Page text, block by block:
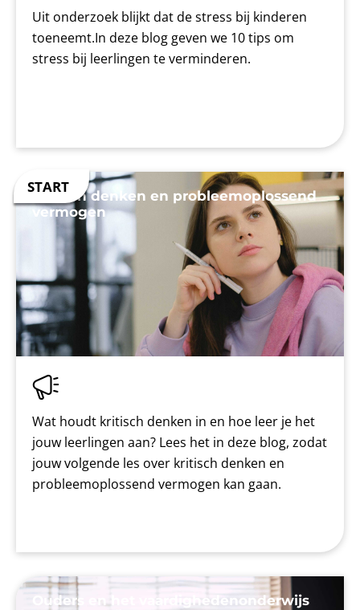
Uit onderzoek blijkt dat de stress bij kinderen
toeneemt.In deze blog geven we 10 tips om
stress bij leerlingen te verminderen.
Kritisch denken en probleemoplossend
vermogen
Wat houdt kritisch denken in en hoe leer je het
jouw leerlingen aan? Lees het in deze blog, zodat
jouw volgende les over kritisch denken en
probleemoplossend vermogen kan gaan.
Ouders en het vaardighedenonderwijs